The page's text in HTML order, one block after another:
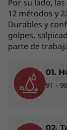
Diseñada
La laptop
diferencia
Por su lado,
12 métodos y
Durables y
golpes,
parte de
01.
91 -
02.